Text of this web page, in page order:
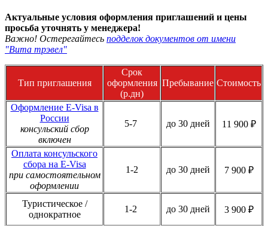
Актуальные условия оформления приглашений и цены
просьба уточнять у менеджера!
Важно! Остерегайтесь подделок документов от имени
"Вита трэвел"
Тип приглашения
Срок
оформления
(р.дн)
Пребывание Стоимость
Оформление E-Visa в
России
консульский сбор
включен
5-7 до 30 дней 11 900 ₽
Оплата консульского
сбора на E-Visa
при самостоятельном
оформлении
1-2 до 30 дней 7 900 ₽
Туристическое /
однократное
1-2 до 30 дней 3 900 ₽